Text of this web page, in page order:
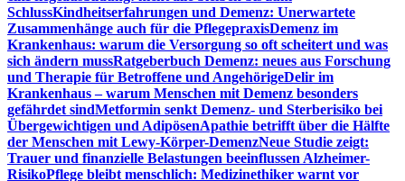
SchlussKindheitserfahrungen und Demenz: Unerwartete
Zusammenhänge auch für die PflegepraxisDemenz im
Krankenhaus: warum die Versorgung so oft scheitert und was
sich ändern mussRatgeberbuch Demenz: neues aus Forschung
und Therapie für Betroffene und AngehörigeDelir im
Krankenhaus – warum Menschen mit Demenz besonders
gefährdet sindMetformin senkt Demenz- und Sterberisiko bei
Übergewichtigen und AdipösenApathie betrifft über die Hälfte
der Menschen mit Lewy-Körper-DemenzNeue Studie zeigt:
Trauer und finanzielle Belastungen beeinflussen Alzheimer-
RisikoPflege bleibt menschlich: Medizinethiker warnt vor